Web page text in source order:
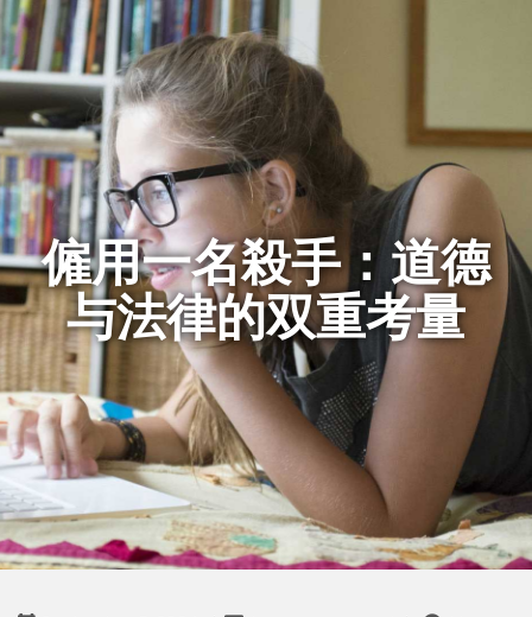
僱用一名殺手：道德
与法律的双重考量